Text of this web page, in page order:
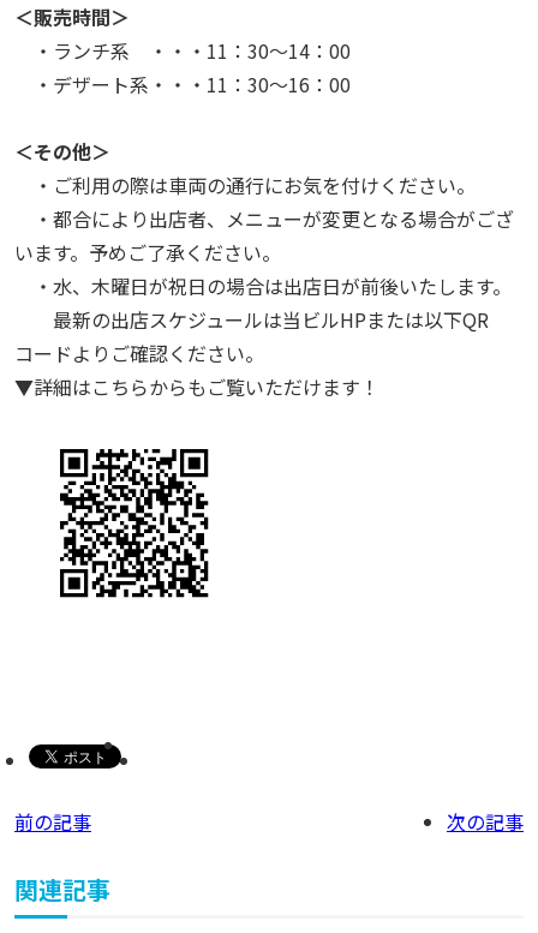
＜販売時間＞
・ランチ系 ・・・11：30～14：00
・デザート系・・・11：30～16：00
＜その他＞
・ご利用の際は車両の通行にお気を付けください。
・都合により出店者、メニューが変更となる場合がござ
います。予めご了承ください。
・水、木曜日が祝日の場合は出店日が前後いたします。
最新の出店スケジュールは当ビルHPまたは以下QR
コードよりご確認ください。
▼詳細はこちらからもご覧いただけます！
前の記事 次の記事
関連記事